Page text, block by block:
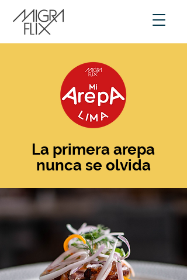
La primera arepa
nunca se olvida